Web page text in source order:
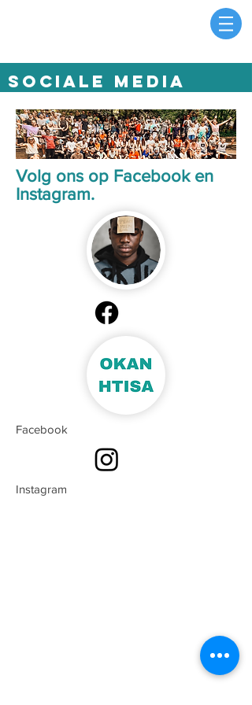
Sociale media
Volg ons op Facebook en
Instagram.
Facebook
Instagram